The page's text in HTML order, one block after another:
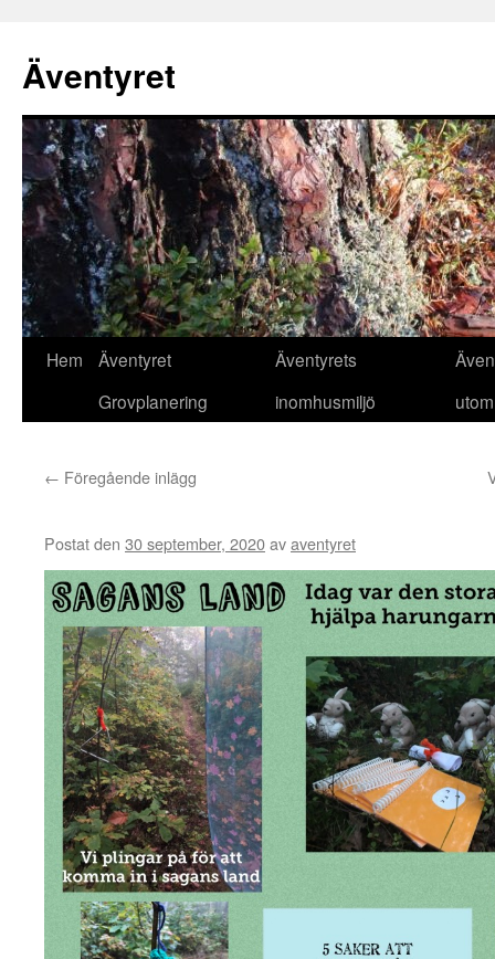
Äventyret
Hoppa
Hem
Äventyret
Grovplanering
Äventyrets
inomhusmiljö
← Föregående inlägg
Postat den 30 september, 2020avaventyret